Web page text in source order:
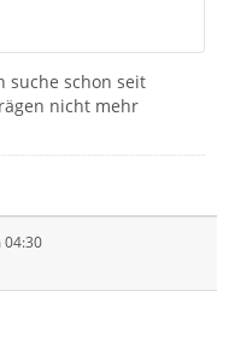
suche schon seit
nicht mehr
04:30